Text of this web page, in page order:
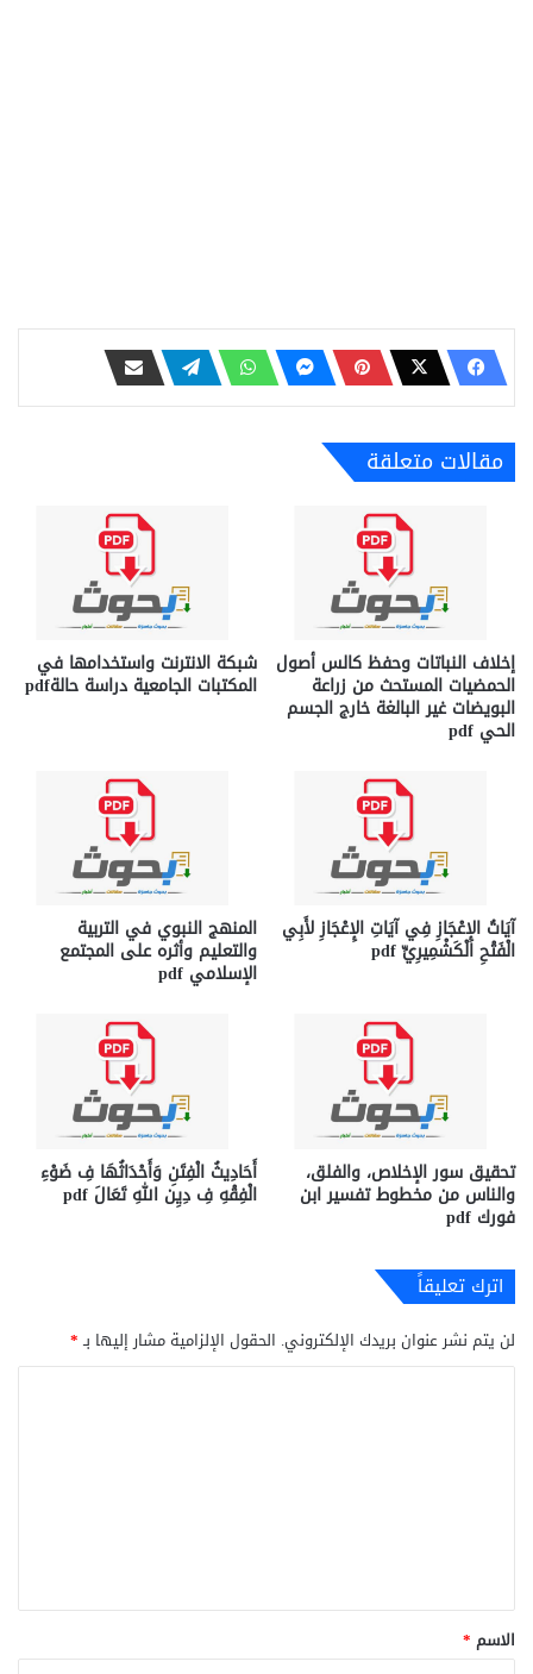
مقالات متعلقة
إخلاف النباتات وحفظ كالس أصول
الحمضيات المستحث من زراعة
البويضات غير البالغة خارج الجسم
الحي pdf
شبكة الانترنت واستخدامها في
المكتبات الجامعية دراسة حالةpdf
آيَاتُ الإِعْجَازِ فِي آيَاتِ الإِعْجَازِ لأَبِي
الْفَتْحِ الْكَشْمِيرِيِّ pdf
المنهج النبوي في التربية
والتعليم وأثره على المجتمع
الإسلامي pdf
تحقيق سور الإخلاص، والفلق،
والناس من مخطوط تفسير ابن
فورك pdf
أَحَادِيثُ الْفِتَنِ وَأَحْدَاثُهَا فِ ضَوْءِ
الْفِقْهِ فِ دِيِن اللهِ تَعَالَ pdf
اترك تعليقاً
لن يتم نشر عنوان بريدك الإلكتروني. الحقول الإلزامية مشار إليها بـ*
*
الاسم *